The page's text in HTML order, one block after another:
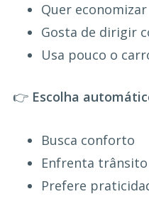
Quer economizar
Gosta de dirigir
Usa pouco o
👉 Escolha
Busca conforto
Enfrenta
Prefere